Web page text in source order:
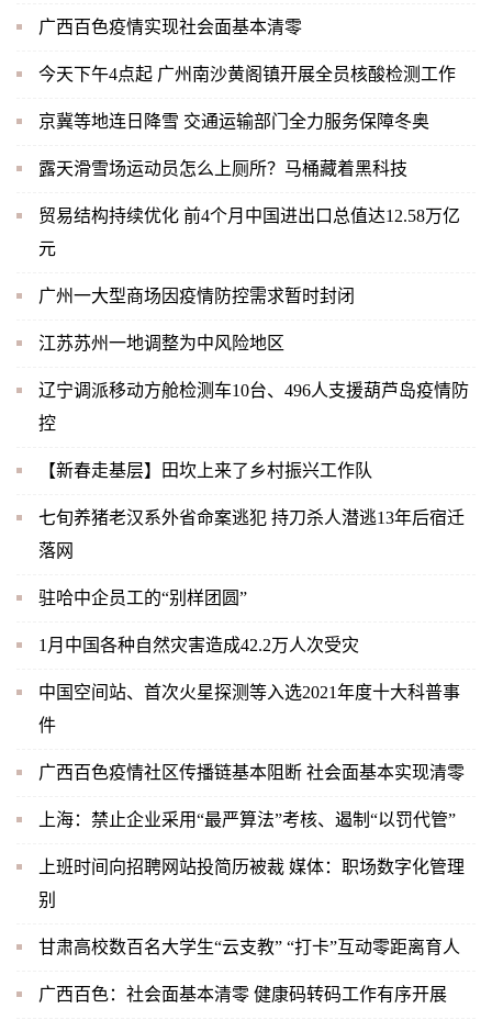
广西百色疫情实现社会面基本清零
今天下午4点起 广州南沙黄阁镇开展全员核酸检测工作
京冀等地连日降雪 交通运输部门全力服务保障冬奥
露天滑雪场运动员怎么上厕所？马桶藏着黑科技
贸易结构持续优化 前4个月中国进出口总值达12.58万亿
元
广州一大型商场因疫情防控需求暂时封闭
江苏苏州一地调整为中风险地区
辽宁调派移动方舱检测车10台、496人支援葫芦岛疫情防
控
【新春走基层】田坎上来了乡村振兴工作队
七旬养猪老汉系外省命案逃犯 持刀杀人潜逃13年后宿迁
落网
驻哈中企员工的“别样团圆”
1月中国各种自然灾害造成42.2万人次受灾
中国空间站、首次火星探测等入选2021年度十大科普事
件
广西百色疫情社区传播链基本阻断 社会面基本实现清零
上海：禁止企业采用“最严算法”考核、遏制“以罚代管”
上班时间向招聘网站投简历被裁 媒体：职场数字化管理
别
甘肃高校数百名大学生“云支教” “打卡”互动零距离育人
广西百色：社会面基本清零 健康码转码工作有序开展